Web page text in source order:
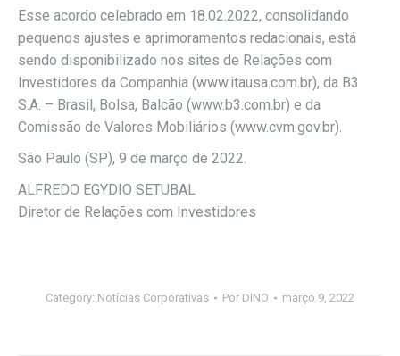
Esse acordo celebrado em 18.02.2022, consolidando
pequenos ajustes e aprimoramentos redacionais, está
sendo disponibilizado nos sites de Relações com
Investidores da Companhia (www.itausa.com.br), da B3
S.A. – Brasil, Bolsa, Balcão (www.b3.com.br) e da
Comissão de Valores Mobiliários (www.cvm.gov.br).
São Paulo (SP), 9 de março de 2022.
ALFREDO EGYDIO SETUBAL
Diretor de Relações com Investidores
Category: Notícias Corporativas Por DINO março 9, 2022